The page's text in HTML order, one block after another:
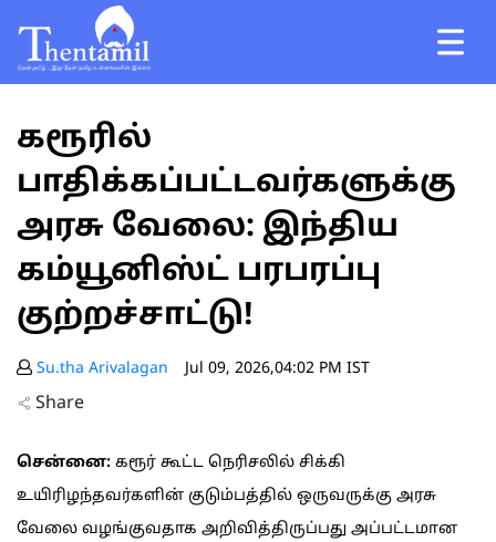
கரூரில்
பாதிக்கப்பட்டவர்களுக்கு
அரசு வேலை: இந்திய
கம்யூனிஸ்ட் பரபரப்பு
குற்றச்சாட்டு!
Su.tha Arivalagan Jul 09, 2026,04:02 PM IST
Share
சென்னை: கரூர் கூட்ட நெரிசலில் சிக்கி
உயிரிழந்தவர்களின் குடும்பத்தில் ஒருவருக்கு அரசு
வேலை வழங்குவதாக அறிவித்திருப்பது அப்பட்டமான